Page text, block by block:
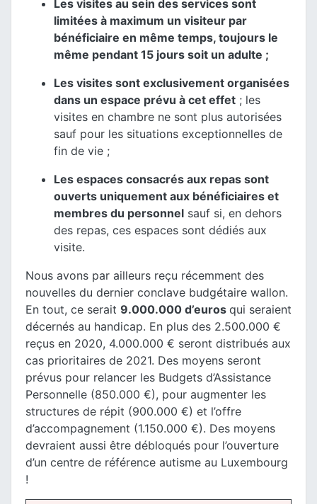
Les visites au sein des services sont
limitées à maximum un visiteur par
bénéficiaire en même temps, toujours le
même pendant 15 jours soit un adulte ;
Les visites sont exclusivement organisées
dans un espace prévu à cet effet ; les
visites en chambre ne sont plus autorisées
sauf pour les situations exceptionnelles de
fin de vie ;
Les espaces consacrés aux repas sont
ouverts uniquement aux bénéficiaires et
membres du personnel sauf si, en dehors
des repas, ces espaces sont dédiés aux
visite.
Nous avons par ailleurs reçu récemment des
nouvelles du dernier conclave budgétaire wallon.
En tout, ce serait 9.000.000 d’euros qui seraient
décernés au handicap. En plus des 2.500.000 €
reçus en 2020, 4.000.000 € seront distribués aux
cas prioritaires de 2021. Des moyens seront
prévus pour relancer les Budgets d’Assistance
Personnelle (850.000 €), pour augmenter les
structures de répit (900.000 €) et l’offre
d’accompagnement (1.150.000 €). Des moyens
devraient aussi être débloqués pour l’ouverture
d’un centre de référence autisme au Luxembourg
!